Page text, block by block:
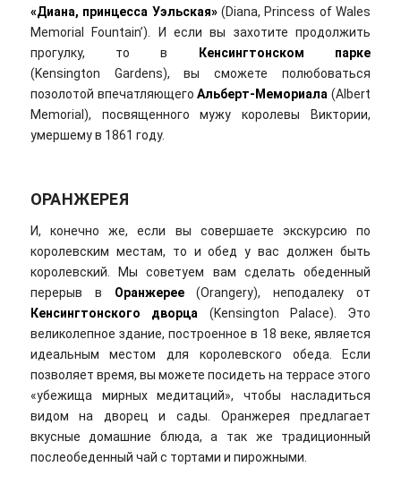
«Диана, принцесса Уэльская»(Diana, Princess of Wales
Memorial Fountain’). И если вы захотите продолжить
прогулку, то в
Кенсингтонском парке
(Kensington Gardens), вы сможете полюбоваться
позолотой впечатляющегоАльберт-Мемориала (Albert
Memorial), посвященного мужу королевы Виктории,
умершему в 1861 году.
ОРАНЖЕРЕЯ
И, конечно же, если вы совершаете экскурсию по
королевским местам, то и обед у вас должен быть
королевский. Мы советуем вам сделать обеденный
перерыв в Оранжерее(Orangery), неподалеку от
Кенсингтонского дворца (Kensington Palace). Это
великолепное здание, построенное в 18 веке, является
идеальным местом для королевского обеда. Если
позволяет время, вы можете посидеть на террасе этого
«убежища мирных медитаций», чтобы насладиться
видом на дворец и сады. Оранжерея предлагает
вкусные домашние блюда, а так же традиционный
послеобеденный чай с тортами и пирожными.